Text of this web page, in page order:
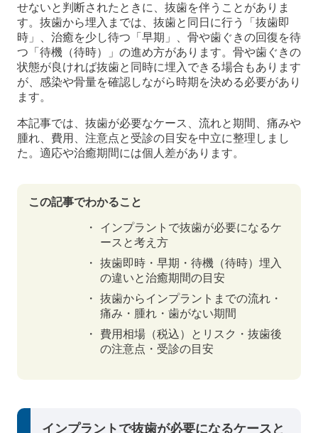
せないと判断されたときに、抜歯を伴うことがありま
す。抜歯から埋入までは、抜歯と同日に行う「抜歯即
時」、治癒を少し待つ「早期」、骨や歯ぐきの回復を待
つ「待機（待時）」の進め方があります。骨や歯ぐきの
状態が良ければ抜歯と同時に埋入できる場合もあります
が、感染や骨量を確認しながら時期を決める必要があり
ます。
本記事では、抜歯が必要なケース、流れと期間、痛みや
腫れ、費用、注意点と受診の目安を中立に整理しまし
た。適応や治癒期間には個人差があります。
この記事でわかること
インプラントで抜歯が必要になるケ
ースと考え方
抜歯即時・早期・待機（待時）埋入
の違いと治癒期間の目安
抜歯からインプラントまでの流れ・
痛み・腫れ・歯がない期間
費用相場（税込）とリスク・抜歯後
の注意点・受診の目安
インプラントで抜歯が必要になるケースと